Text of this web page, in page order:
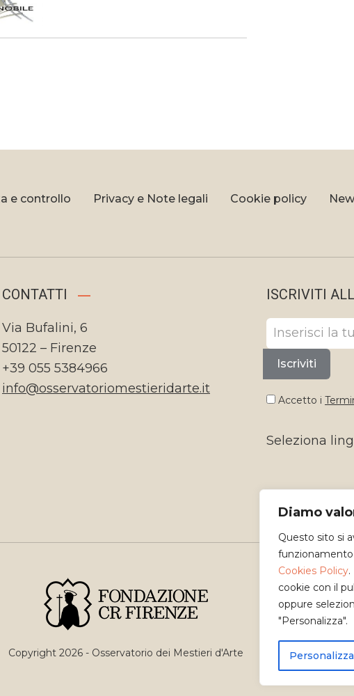
Diamo
Questo sito si
funzionamento
Cookies Policy
cookie con il
oppure
"Personalizza".
Personalizza
e controllo Privacy e Note legali Cookie policy
CONTATTI
Via Bufalini, 6
50122 – Firenze
+39 055 5384966
info@osservatoriomestieridarte.it
ISCRIVITI
Iscriviti
Accetto i
Seleziona
Copyright 2026 - Osservatorio dei Mestieri d'Arte